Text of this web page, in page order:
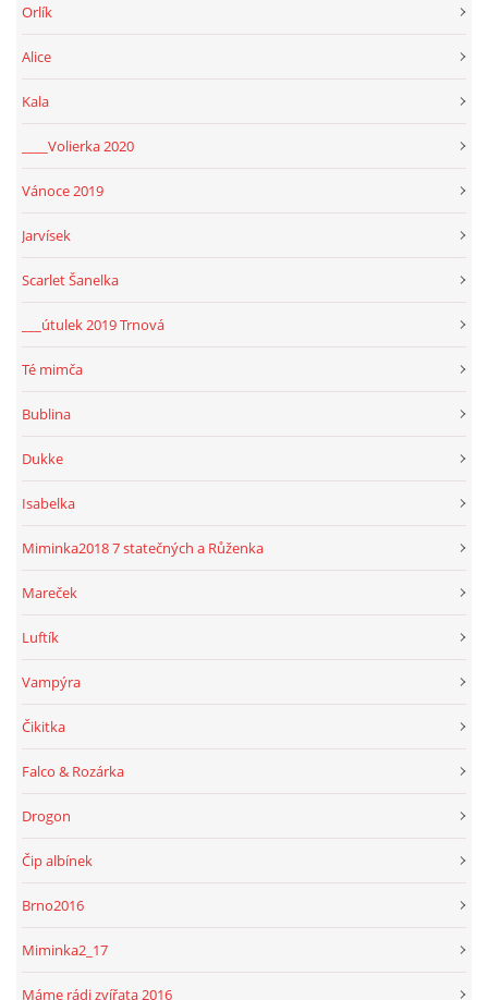
Orlík
Alice
Kala
____Volierka 2020
Vánoce 2019
Jarvísek
Scarlet Šanelka
___útulek 2019 Trnová
Té mimča
Bublina
Dukke
Isabelka
Miminka2018 7 statečných a Růženka
Mareček
Luftík
Vampýra
Čikitka
Falco & Rozárka
Drogon
Čip albínek
Brno2016
Miminka2_17
Máme rádi zvířata 2016